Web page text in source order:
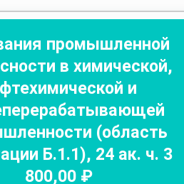
промышленной
в химической,
и
(область
Б.1.1), 24ак. ч. 3
800,00 ₽